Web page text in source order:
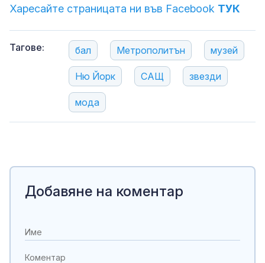
Харесайте страницата ни във Facebook ТУК
Тагове: бал Метрополитън музей
Ню Йорк САЩ звезди
мода
Добавяне на коментар